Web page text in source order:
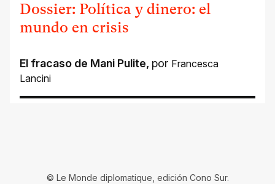
Dossier: Política y dinero: el
mundo en crisis
El fracaso de Mani Pulite, por Francesca
Lancini
© Le Monde diplomatique, edición Cono Sur.